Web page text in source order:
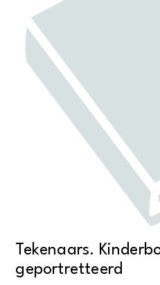
Tekenaars.
geportretteerd